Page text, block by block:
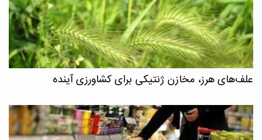
علف‌های هرز، مخازن ژنتیکی برای کشاورزی آینده